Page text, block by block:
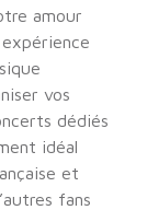
amour
vos
dédiés
idéal
et
fans